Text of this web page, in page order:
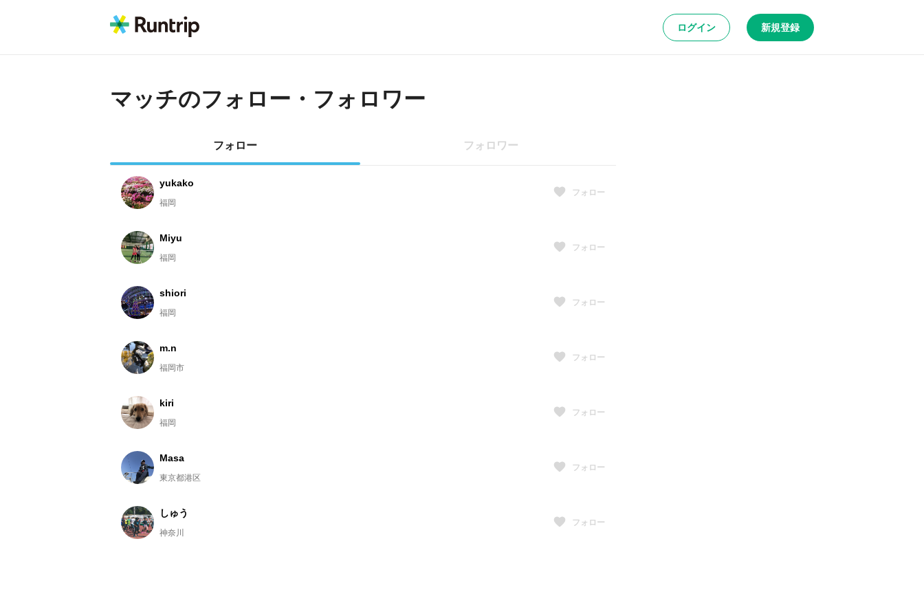
ログイン 新規登録
マッチのフォロー・フォロワー
フォロー フォロワー
yukako
福岡
フォロー
Miyu
福岡
フォロー
shiori
福岡
フォロー
m.n
福岡市
フォロー
kiri
福岡
フォロー
Masa
東京都港区
フォロー
しゅう
神奈川
フォロー